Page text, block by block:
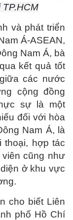
phát triển
Á-ASEAN,
Nam Á, bà
kết quả tốt
các nước
cộng đồng
sự là một
đối với hòa
Nam Á, là
thoại, hợp tác
cũng như
ở khu vực
biết Liên
phố Hồ Chí